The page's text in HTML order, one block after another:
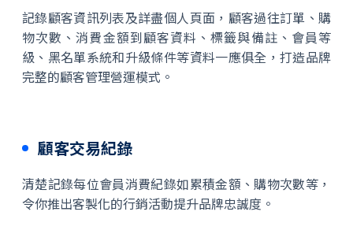
記錄顧客資訊列表及詳盡個人頁面，顧客過往訂單、購
物次數、消費金額到顧客資料、標籤與備註、會員等
級、黑名單系統和升級條件等資料一應俱全，打造品牌
完整的顧客管理營運模式。
顧客交易紀錄
清楚記錄每位會員消費紀錄如累積金額、購物次數等，
令你推出客製化的行銷活動提升品牌忠誠度。